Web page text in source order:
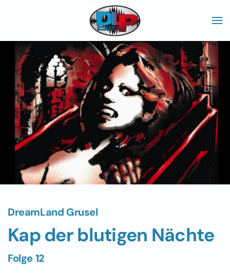
Skip to main content
DreamLand Grusel
Kap der blutigen Nächte
Folge 12